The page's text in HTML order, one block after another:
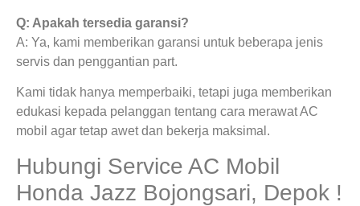
Q: Apakah tersedia garansi?
A: Ya, kami memberikan garansi untuk beberapa jenis
servis dan penggantian part.
Kami tidak hanya memperbaiki, tetapi juga memberikan
edukasi kepada pelanggan tentang cara merawat AC
mobil agar tetap awet dan bekerja maksimal.
Hubungi Service AC Mobil
Honda Jazz Bojongsari, Depok !